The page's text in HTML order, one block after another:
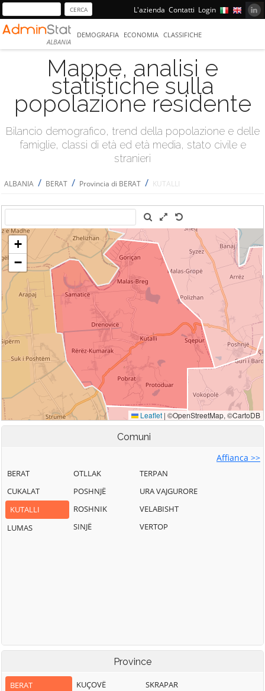
L'azienda Contatti Login
ALBANIA
DEMOGRAFIA ECONOMIA CLASSIFICHE
Mappe, analisi e
statistiche sulla
popolazione residente
Bilancio demografico, trend della popolazione e delle
famiglie, classi di età ed età media, stato civile e
stranieri
ALBANIA / BERAT / Provincia di BERAT / KUTALLI
Comuni
Affianca >>
BERAT
CUKALAT
KUTALLI
LUMAS
OTLLAK
POSHNJË
ROSHNIK
SINJË
TERPAN
URA VAJGURORE
VELABISHT
VERTOP
Province
BERAT KUÇOVË SKRAPAR